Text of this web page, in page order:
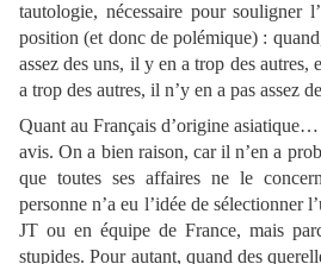
tautologie, nécessaire pour souligner
position (et donc de polémique) :
assez des uns, il y en a trop des autres,
a trop des autres, il n’y en a pas assez
Quant au Français d’origine
avis. On a bien raison, car il n’en a
que toutes ses affaires ne le
personne n’a eu l’idée de sélectionner
JT ou en équipe de France, mais
stupides. Pour autant, quand des